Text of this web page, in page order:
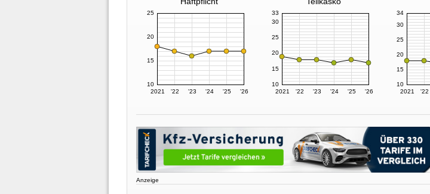
2021 '22 '23 '24 '25 '26
10
15
20
25
2021 '22 '23 '24 '25 '26
10
15
20
25
30
33
2021 '22
10
15
20
25
30
34
Anzeige